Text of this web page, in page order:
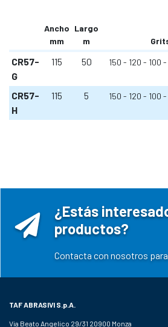
Ancho
mm
Largo
m
CR57-
G
115 50 150 120 100
CR57-
H
115 5 150 120 100
¿Estás
productos?
Contacta con nosotros
TAF ABRASIVI S.p.A.
Via Beato Angelico 29/31 20900 Monza